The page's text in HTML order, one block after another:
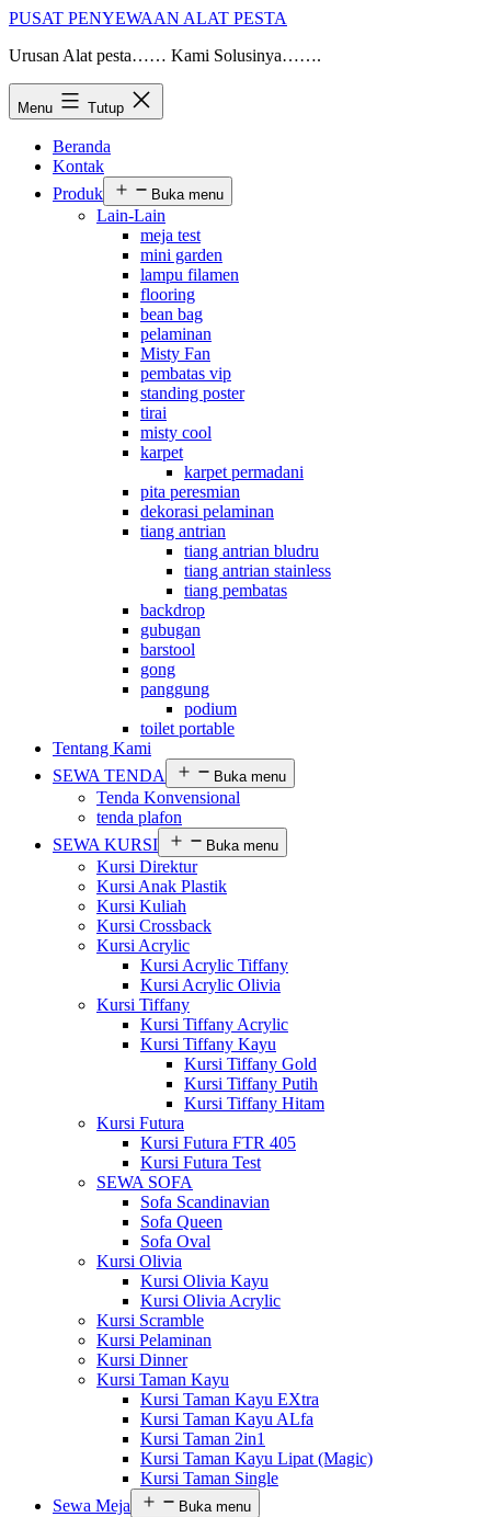
PUSAT PENYEWAAN ALAT PESTA
Urusan Alat pesta…… Kami Solusinya…….
Menu Tutup
Beranda
Kontak
Produk
Buka menu
Lain-Lain
meja test
mini garden
lampu filamen
flooring
bean bag
pelaminan
Misty Fan
pembatas vip
standing poster
tirai
misty cool
karpet
karpet permadani
pita peresmian
dekorasi pelaminan
tiang antrian
tiang antrian bludru
tiang antrian stainless
tiang pembatas
backdrop
gubugan
barstool
gong
panggung
podium
toilet portable
Tentang Kami
SEWA TENDA
Buka menu
Tenda Konvensional
tenda plafon
SEWA KURSI
Buka menu
Kursi Direktur
Kursi Anak Plastik
Kursi Kuliah
Kursi Crossback
Kursi Acrylic
Kursi Acrylic Tiffany
Kursi Acrylic Olivia
Kursi Tiffany
Kursi Tiffany Acrylic
Kursi Tiffany Kayu
Kursi Tiffany Gold
Kursi Tiffany Putih
Kursi Tiffany Hitam
Kursi Futura
Kursi Futura FTR 405
Kursi Futura Test
SEWA SOFA
Sofa Scandinavian
Sofa Queen
Sofa Oval
Kursi Olivia
Kursi Olivia Kayu
Kursi Olivia Acrylic
Kursi Scramble
Kursi Pelaminan
Kursi Dinner
Kursi Taman Kayu
Kursi Taman Kayu EXtra
Kursi Taman Kayu ALfa
Kursi Taman 2in1
Kursi Taman Kayu Lipat (Magic)
Kursi Taman Single
Sewa Meja
Buka menu